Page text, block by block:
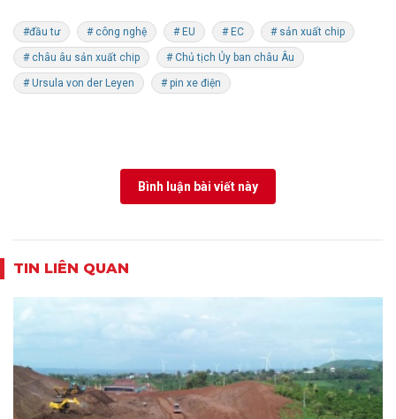
#đầu tư # công nghệ # EU # EC # sản xuất chip
# châu âu sản xuất chip # Chủ tịch Ủy ban châu Âu
# Ursula von der Leyen # pin xe điện
Bình luận bài viết này
TIN LIÊN QUAN